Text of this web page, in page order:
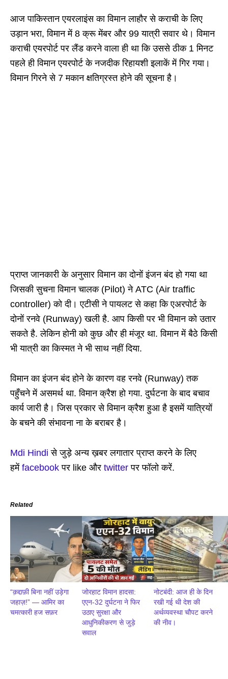
आज पाकिस्तान एयरलाइंस का विमान लाहौर से कराची के लिए
उड़ान भरा, विमान में 8 क्रू मेंबर और 99 यात्री सवार थे। विमान
कराची एयरपोर्ट पर लैंड करने वाला ही था कि उससे ठीक 1 मिनट
पहले ही विमान एयरपोर्ट के नजदीक रिहायशी इलाकें में गिर गया।
विमान गिरने से 7 मकान क्षतिग्रस्त होने की सूचना है।
प्राप्त जानकारी के अनुसार विमान का दोनों इंजन बंद हो गया था
जिसकी सुचना विमान चालक (Pilot) ने ATC (Air traffic
controller) को दी। एटीसी ने पायलट से कहा कि एअरपोर्ट के
दोनों रनवे (Runway) खली है. आप किसी पर भी विमान को उतार
सकते है. लेकिन होनी को कुछ और ही मंजूर था. विमान में बैठे किसी
भी यात्री का किस्मत ने भी साथ नहीं दिया.
विमान का इंजन बंद होने के कारण वह रनवे (Runway) तक
पहुँचने में असमर्थ था. विमान क्रैश हो गया. दुर्घटना के बाद बचाव
कार्य जारी है। जिस प्रकार से विमान क्रैश हुआ है इसमें यात्रियों
के बचने की संभावना ना के बराबर है।
Mdi Hindi से जुड़े अन्य ख़बर लगातार प्राप्त करने के लिए
हमें facebook पर like और twitterपर फॉलो करें.
Related
“क़द्दाफ़ी बिना नहीं उड़ेगा
जहाज़!” — आमिर का
चमत्कारी हज सफ़र
जोरहाट विमान हादसा:
एएन-32 दुर्घटना ने फिर
उठाए सुरक्षा और
आधुनिकीकरण से जुड़े
सवाल
नोटबंदी: आज ही के दिन
रखी गई थी देश की
अर्थव्यवस्था चौपट करने
की नीव।